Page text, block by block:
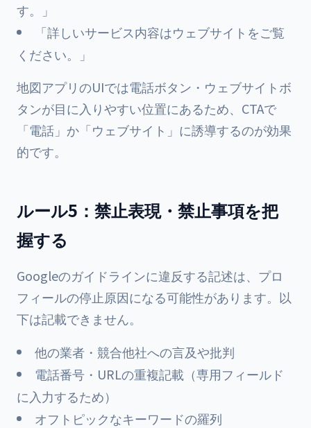
す。」
「詳しいサービス内容はウェブサイトをご覧
ください。」
地図アプリのUIでは電話ボタン・ウェブサイトボ
タンが目に入りやすい位置にあるため、CTAで
「電話」か「ウェブサイト」に誘導するのが効果
的です。
ルール5：禁止表現・禁止事項を把
握する
Googleのガイドラインに違反する記述は、プロ
フィールの停止原因になる可能性があります。以
下は記載できません。
他の業者・競合他社への言及や批判
電話番号・URLの重複記載（専用フィールド
に入力するため）
オフトピックなキーワードの羅列